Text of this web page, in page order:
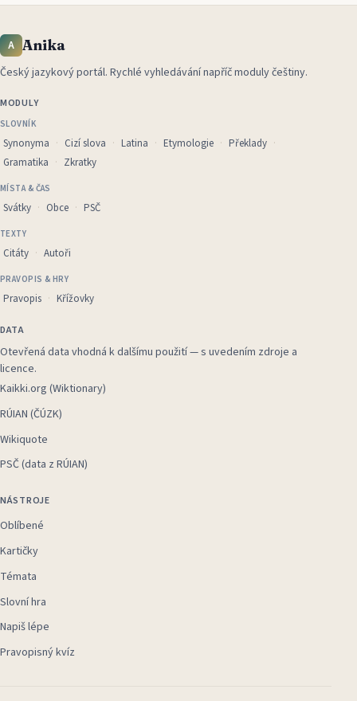
A Anika
Český jazykový portál. Rychlé vyhledávání napříč moduly češtiny.
MODULY
SLOVNÍK
Synonyma Cizí slova Latina Etymologie
Překlady
Gramatika
Zkratky
MÍSTA & ČAS
Svátky Obce PSČ
TEXTY
Citáty Autoři
PRAVOPIS & HRY
Pravopis Křížovky
DATA
Otevřená data vhodná k dalšímu použití — s uvedením zdroje a
licence.
Kaikki.org (Wiktionary)
RÚIAN (ČÚZK)
Wikiquote
PSČ (data z RÚIAN)
NÁSTROJE
Oblíbené
Kartičky
Témata
Slovní hra
Napiš lépe
Pravopisný kvíz